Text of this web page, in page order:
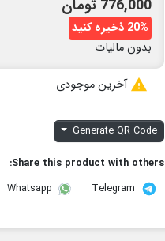
776,000 تومان
20% ذخیره کنید
بدون مالیات
 آخرین موجودی
Generate QR Code
Share this product with others:
Telegram
Whatsapp